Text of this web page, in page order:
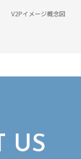
V2Pイメージ概念図
US